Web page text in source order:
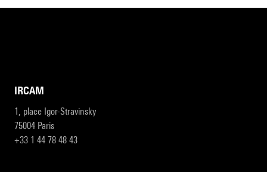
IRCAM
1, place Igor-Stravinsky
75004 Paris
+33 1 44 78 48 43